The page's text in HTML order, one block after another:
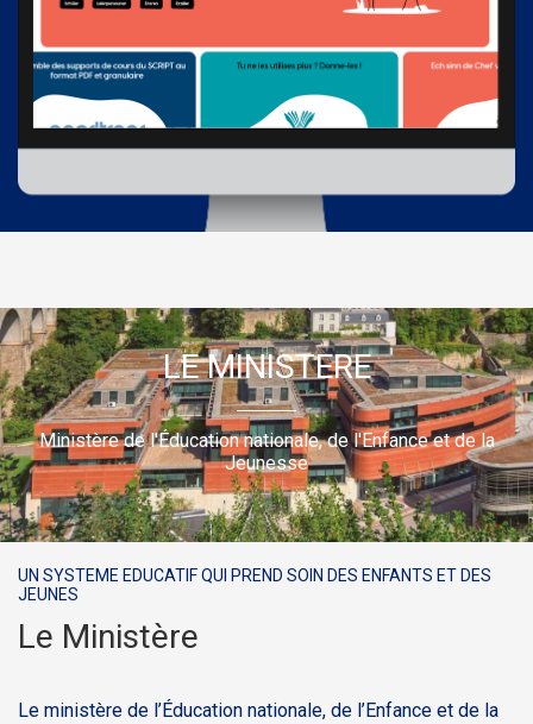
UN SYSTEME EDUCATIF QUI PREND SOIN DES ENFANTS ET DES
JEUNES
Le Ministère
Le ministère de l’Éducation nationale, de l’Enfance et de la
LE MINISTERE
Ministère de l'Éducation nationale, de l'Enfance et de la
Jeunesse